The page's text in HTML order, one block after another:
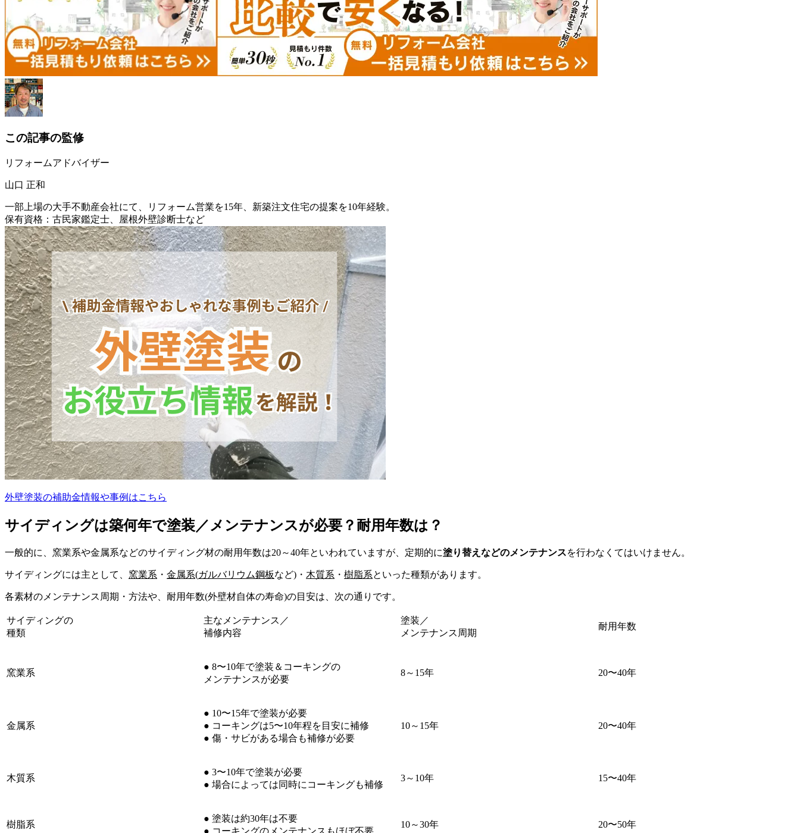
この記事の監修
リフォームアドバイザー
山口 正和
一部上場の大手不動産会社にて、リフォーム営業を15年、新築注文住宅の提案を10年経験。
保有資格：古民家鑑定士、屋根外壁診断士など
外壁塗装の補助金情報や事例はこちら
サイディングは築何年で塗装／メンテナンスが必要？耐用年数は？
一般的に、窯業系や金属系などのサイディング材の耐用年数は20～40年といわれていますが、定期的に塗り替えなどのメンテナンスを行わなくてはいけません。
サイディングには主として、 窯業系 ・ 金属系(ガルバリウム鋼板など)・ 木質系 ・ 樹脂系といった種類があります。
各素材のメンテナンス周期・方法や、耐用年数(外壁材自体の寿命)の目安は、次の通りです。
サイディングの
種類
主なメンテナンス／
補修内容
塗装／
メンテナンス周期
耐用年数
窯業系
● 8〜10年で塗装＆コーキングの
メンテナンスが必要
8～15年 20〜40年
金属系
● 10〜15年で塗装が必要
● コーキングは5〜10年程を目安に補修
● 傷・サビがある場合も補修が必要
10～15年 20〜40年
木質系
● 3〜10年で塗装が必要
● 場合によっては同時にコーキングも補修
3～10年 15〜40年
樹脂系
● 塗装は約30年は不要
● コーキングのメンテナンスもほぼ不要
10～30年 20〜50年